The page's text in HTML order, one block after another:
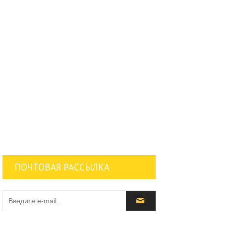
ПОЧТОВАЯ РАССЫЛКА